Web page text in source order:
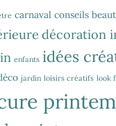
carnaval conseils
décoration
enfants idées
jardin loisirs créatifs look